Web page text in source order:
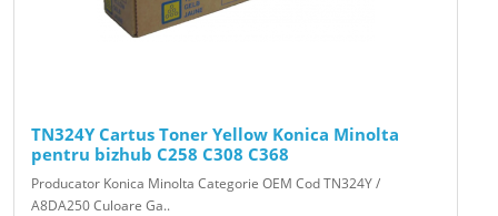
TN324Y Cartus Toner Yellow Konica Minolta
pentru bizhub C258 C308 C368
Producator Konica Minolta Categorie OEM Cod TN324Y /
A8DA250 Culoare Ga..